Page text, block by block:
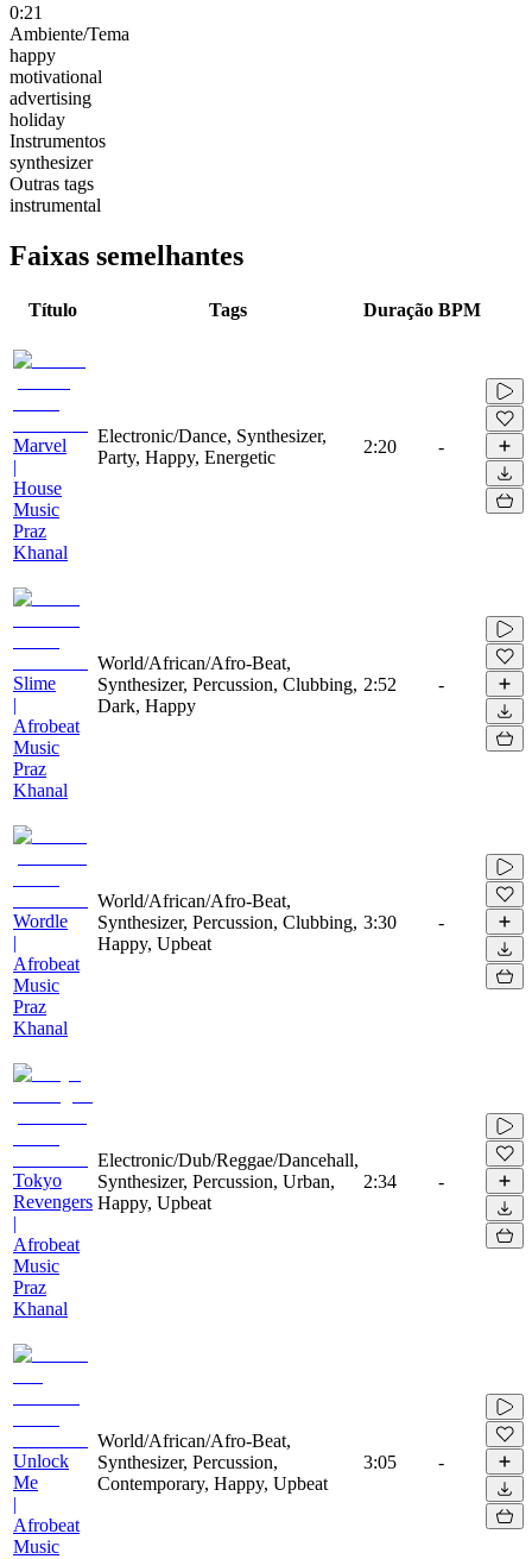
0:21
Ambiente/Tema
happy
motivational
advertising
holiday
Instrumentos
synthesizer
Outras tags
instrumental
Faixas semelhantes
Título Tags Duração BPM
Marvel
|
House
Music
Praz
Khanal
Electronic/Dance, Synthesizer,
Party, Happy, Energetic
2:20 -
Slime
|
Afrobeat
Music
Praz
Khanal
World/African/Afro-Beat,
Synthesizer, Percussion, Clubbing,
Dark, Happy
2:52 -
Wordle
|
Afrobeat
Music
Praz
Khanal
World/African/Afro-Beat,
Synthesizer, Percussion, Clubbing,
Happy, Upbeat
3:30 -
Tokyo
Revengers
|
Afrobeat
Music
Praz
Khanal
Electronic/Dub/Reggae/Dancehall,
Synthesizer, Percussion, Urban,
Happy, Upbeat
2:34 -
Unlock
Me
|
Afrobeat
Music
World/African/Afro-Beat,
Synthesizer, Percussion,
Contemporary, Happy, Upbeat
3:05 -